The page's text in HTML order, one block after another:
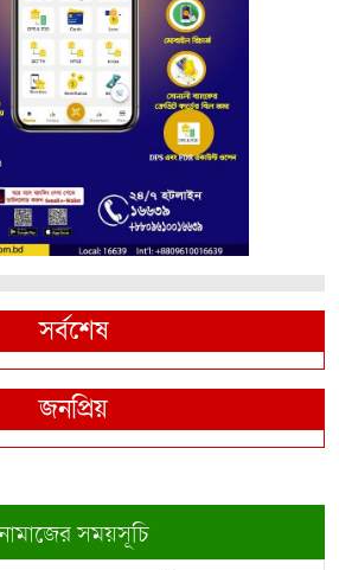
সর্বশেষ
জনপ্রিয়
সময়সূচি